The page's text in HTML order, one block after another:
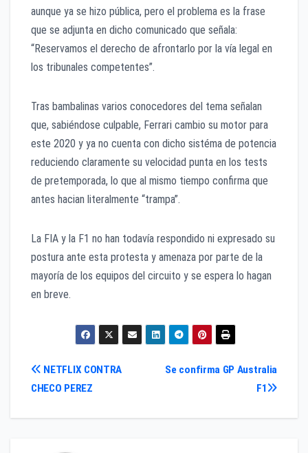
aunque ya se hizo pública, pero el problema es la frase
que se adjunta en dicho comunicado que señala:
“Reservamos el derecho de afrontarlo por la vía legal en
los tribunales competentes”.
Tras bambalinas varios conocedores del tema señalan
que, sabiéndose culpable, Ferrari cambio su motor para
este 2020 y ya no cuenta con dicho sistéma de potencia
reduciendo claramente su velocidad punta en los tests
de pretemporada, lo que al mismo tiempo confirma que
antes hacian literalmente “trampa”.
La FIA y la F1 no han todavía respondido ni expresado su
postura ante esta protesta y amenaza por parte de la
mayoría de los equipos del circuito y se espera lo hagan
en breve.
Navegación
Se confirma GP Australia
F1
NETFLIX CONTRA
CHECO PEREZ